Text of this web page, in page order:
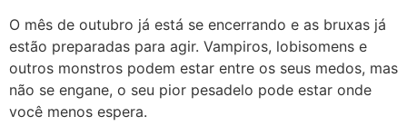
O mês de outubro já está se encerrando e as bruxas já
estão preparadas para agir. Vampiros, lobisomens e
outros monstros podem estar entre os seus medos, mas
não se engane, o seu pior pesadelo pode estar onde
você menos espera.